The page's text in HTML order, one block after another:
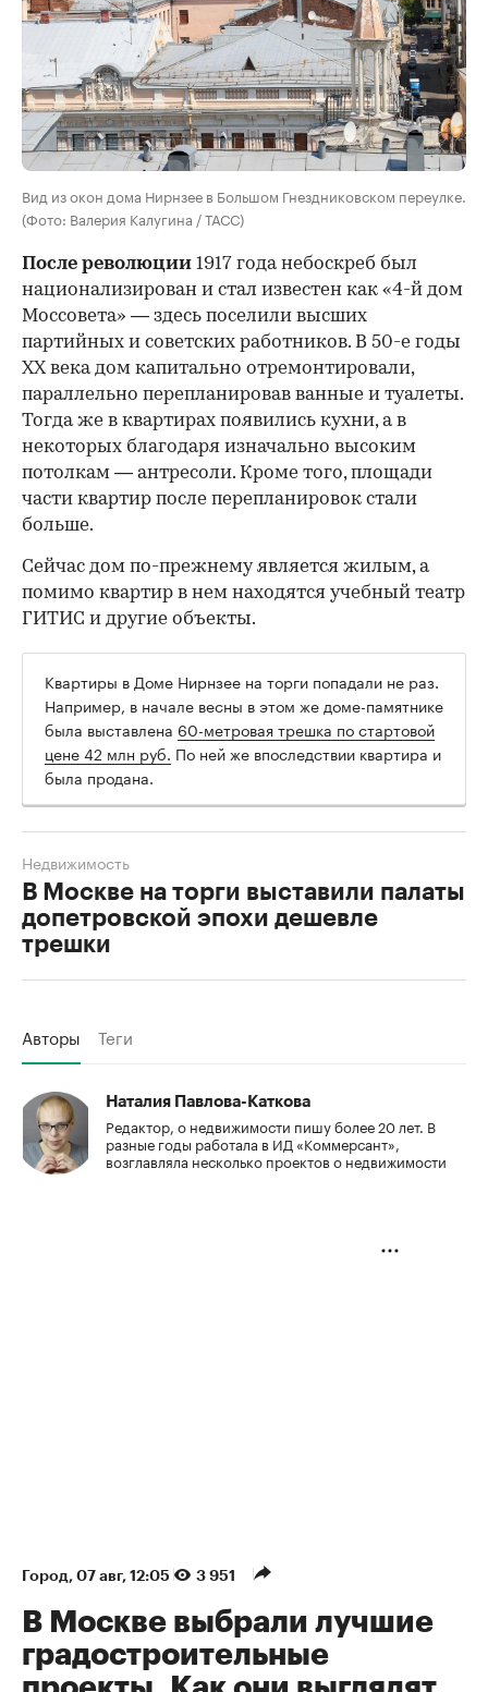
Вид из окон дома Нирнзее в Большом Гнездниковском переулке.
(Фото: Валерия Калугина / ТАСС)
После революции 1917 года небоскреб был
национализирован и стал известен как «4-й дом
Моссовета» — здесь поселили высших
партийных и советских работников. В 50-е годы
ХХ века дом капитально отремонтировали,
параллельно перепланировав ванные и туалеты.
Тогда же в квартирах появились кухни, а в
некоторых благодаря изначально высоким
потолкам — антресоли. Кроме того, площади
части квартир после перепланировок стали
больше.
Сейчас дом по-прежнему является жилым, а
помимо квартир в нем находятся учебный театр
ГИТИС и другие объекты.
Квартиры в Доме Нирнзее на торги попадали не раз.
Например, в начале весны в этом же доме-памятнике
была выставлена 60-метровая трешка по стартовой
цене 42 млн руб. По ней же впоследствии квартира и
была продана.
В Москве на торги выставили палаты
допетровской эпохи дешевле
трешки
Недвижимость
Авторы Теги
Наталия Павлова-Каткова
Редактор, о недвижимости пишу более 20 лет. В
разные годы работала в ИД «Коммерсант»,
возглавляла несколько проектов о недвижимости
Город⁠, 07 авг, 12:05 3 951
В Москве выбрали лучшие
градостроительные